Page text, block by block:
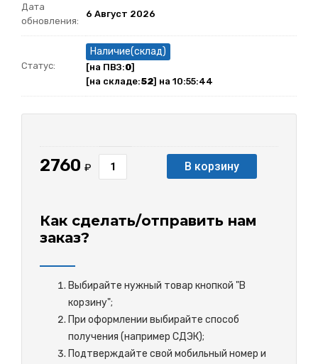
Дата
обновления:
6 Август 2026
Статус:
Наличие(склад)
[на ПВЗ:0]
[на складе:52] на 10:55:44
2760 ₽ В корзину
Как сделать/отправить нам
заказ?
Выбирайте нужный товар кнопкой "В
корзину";
При оформлении выбирайте способ
получения (например СДЭК);
Подтверждайте свой мобильный номер и